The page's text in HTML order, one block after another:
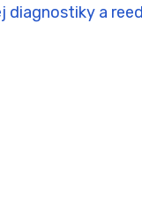
diagnostiky a